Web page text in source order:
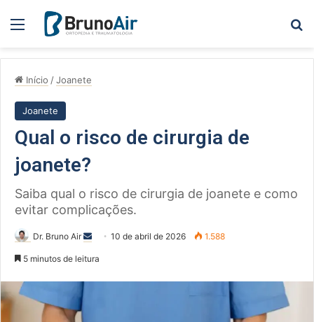
Menu
Início /Joanete
Joanete
Qual o risco de cirurgia de
joanete?
Saiba qual o risco de cirurgia de joanete e como
evitar complicações.
Dr. Bruno Air
Mande10 de abril de 2026 1.588
5 minutos de leitura